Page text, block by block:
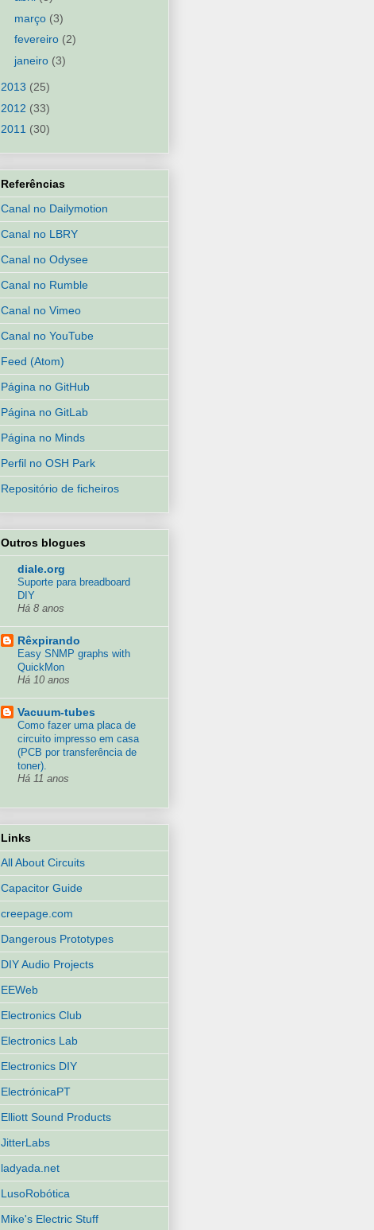
março (3)
fevereiro (2)
janeiro (3)
2013 (25)
2012 (33)
2011 (30)
Referências
Canal no Dailymotion
Canal no LBRY
Canal no Odysee
Canal no Rumble
Canal no Vimeo
Canal no YouTube
Feed (Atom)
Página no GitHub
Página no GitLab
Página no Minds
Perfil no OSH Park
Repositório de ficheiros
Outros blogues
diale.org
Suporte para breadboard
DIY
Há 8 anos
Rêxpirando
Easy SNMP graphs with
QuickMon
Há 10 anos
Vacuum-tubes
Como fazer uma placa de
circuito impresso em casa
(PCB por transferência de
toner).
Há 11 anos
Links
All About Circuits
Capacitor Guide
creepage.com
Dangerous Prototypes
DIY Audio Projects
EEWeb
Electronics Club
Electronics Lab
Electronics DIY
ElectrónicaPT
Elliott Sound Products
JitterLabs
ladyada.net
LusoRobótica
Mike's Electric Stuff